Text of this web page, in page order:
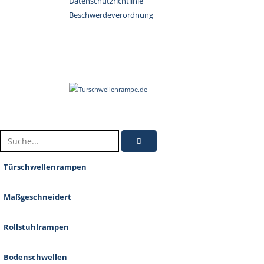
Beschwerdeverordnung
Türschwellenrampen
Maßgeschneidert
Rollstuhlrampen
Bodenschwellen